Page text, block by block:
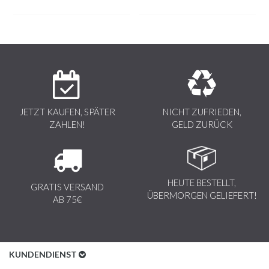
JETZT KAUFEN, SPÄTER
ZAHLEN!
NICHT ZUFRIEDEN,
GELD ZURÜCK
GRATIS VERSAND
AB 75€
HEUTE BESTELLT,
ÜBERMORGEN GELIEFERT!
KUNDENDIENST